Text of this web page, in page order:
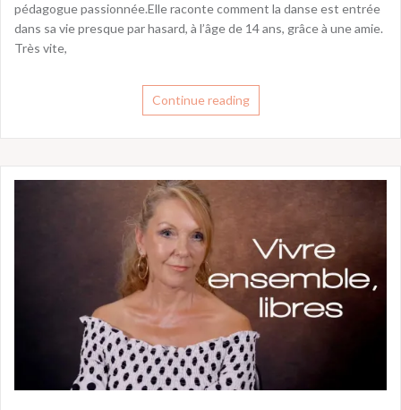
pédagogue passionnée.Elle raconte comment la danse est entrée
dans sa vie presque par hasard, à l’âge de 14 ans, grâce à une amie.
Très vite,
Continue reading